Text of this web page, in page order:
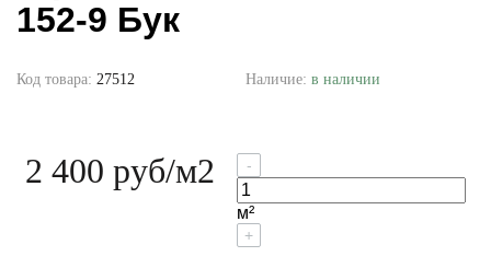
152-9 Бук
Код товара: 27512 Наличие: в наличии
2 400 руб/м2 -
м²
+